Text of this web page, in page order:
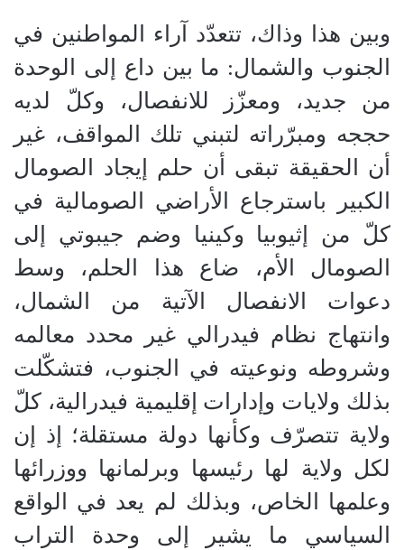
وبين هذا وذاك، تتعدّد آراء المواطنين في
الجنوب والشمال: ما بين داع إلى الوحدة
من جديد، ومعزّز للانفصال، وكلّ لديه
حججه ومبرّراته لتبني تلك المواقف، غير
أن الحقيقة تبقى أن حلم إيجاد الصومال
الكبير باسترجاع الأراضي الصومالية في
كلّ من إثيوبيا وكينيا وضم جيبوتي إلى
الصومال الأم، ضاع هذا الحلم، وسط
دعوات الانفصال الآتية من الشمال،
وانتهاج نظام فيدرالي غير محدد معالمه
وشروطه ونوعيته في الجنوب، فتشكّلت
بذلك ولايات وإدارات إقليمية فيدرالية، كلّ
ولاية تتصرّف وكأنها دولة مستقلة؛ إذ إن
لكل ولاية لها رئيسها وبرلمانها ووزرائها
وعلمها الخاص، وبذلك لم يعد في الواقع
السياسي ما يشير إلى وحدة التراب